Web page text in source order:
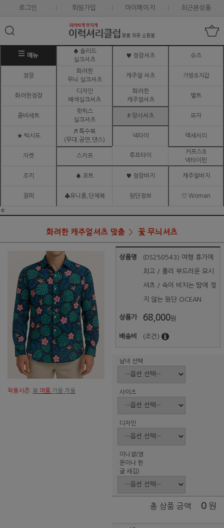
로그인 회원가입 마이페이지 최근본상품
메뉴
♠ 솔리드
실크셔츠
♥ 정장셔츠 슈즈
정장
화려한
무늬 실크셔츠
캐주얼 셔츠 가방&지갑
화려한정장
디자인
배색실크셔츠
화려한
캐주얼셔츠
벨트
콤비세트
핫픽스
실크셔츠
# 망사셔츠 모자
★ 턱시도
♬ 특수복
(무대.공연,댄스)
넥타이 액세서리
자켓 스카프 루프타이
커프스&
넥타이핀
조끼 ♠ 코트 ♥ 정장바지 캐주얼바지
점퍼 ♣유니폼,단체복 원단정보 ♡ Woman
ㅌ
화려한 캐주얼셔츠 맞춤 꽃 무늬셔츠
착용시즌: 봄 여름 가을 겨울
상품명 (DS250543) 여행 휴가에
최고 / 폴리 부드러운 모시
셔츠 / 속이 비치는 땀에 젖
지 않는 원단 OCEAN
상품가 68,000원
배송비 (조건)
남녀 선택
사이즈
디자인
이니셜(영
문이나 한
글 새김)
총 상품 금액 0 원